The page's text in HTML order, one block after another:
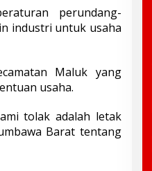
perundang-
industri untuk usaha
Maluk yang
usaha.
tolak adalah letak
Barat tentang